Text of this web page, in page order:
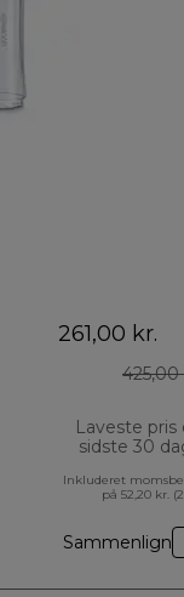
261,00 kr.
425,00
Laveste pris
sidste 30
Inkluderet
på 52,20 kr.
Sammenlign